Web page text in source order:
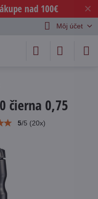
✕
nad 100€
Môj účet
čierna 0,75
5/5 (20x)